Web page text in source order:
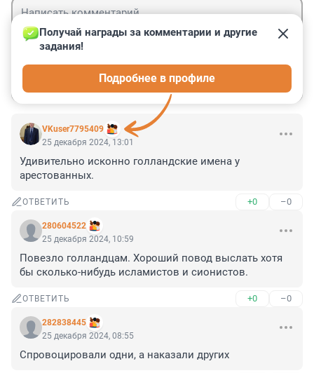
VKuser7795409
Получай награды за комментарии и другие
задания!
Подробнее в профиле
25 декабря 2024, 13:01
Удивительно исконно голландские имена у
арестованных.
ОТВЕТИТЬ +0 –0
280604522
25 декабря 2024, 10:59
Повезло голландцам. Хороший повод выслать хотя
бы сколько-нибудь исламистов и сионистов.
ОТВЕТИТЬ +0 –0
282838445
25 декабря 2024, 08:55
Спровоцировали одни, а наказали других